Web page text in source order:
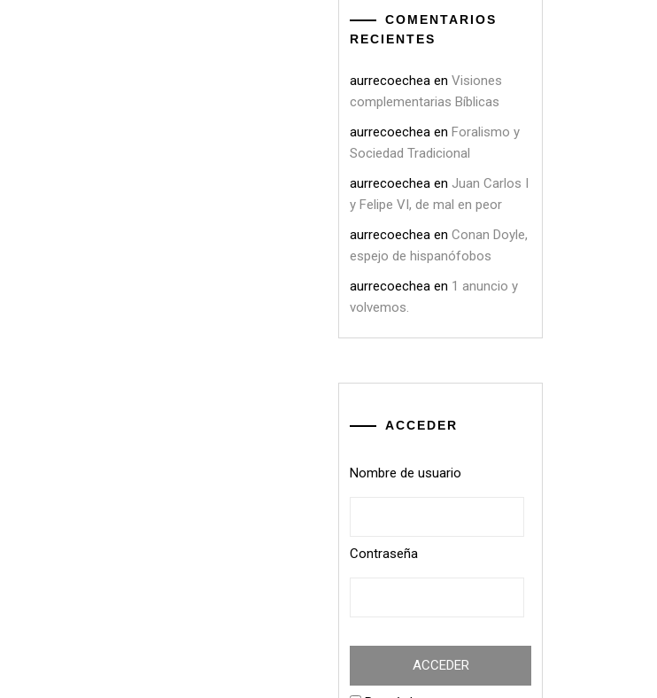
COMENTARIOS
RECIENTES
aurrecoechea en Visiones
complementarias Bíblicas
aurrecoechea en Foralismo y
Sociedad Tradicional
aurrecoechea en Juan Carlos I
y Felipe VI, de mal en peor
aurrecoechea en Conan Doyle,
espejo de hispanófobos
aurrecoechea en 1 anuncio y
volvemos.
ACCEDER
Nombre de usuario
Contraseña